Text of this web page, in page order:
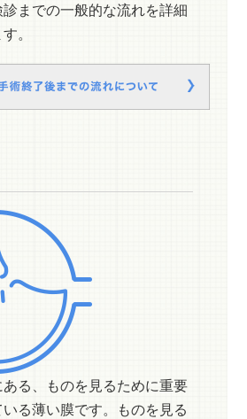
までの一般的な流れを詳細
。
る、ものを見るために重要
る薄い膜です。ものを見る